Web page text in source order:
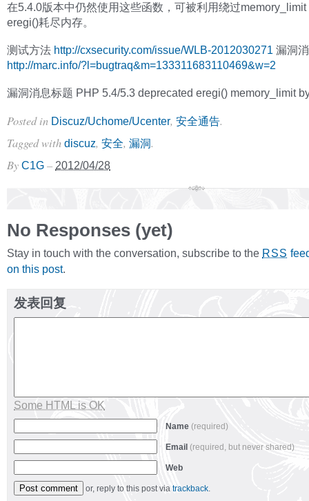
在5.4.0版本中仍然使用这些函数，可被利用绕过memory_limit
eregi()耗尽内存。
测试方法 http://cxsecurity.com/issue/WLB-2012030271 漏洞
http://marc.info/?l=bugtraq&m=133311683110469&w=2
漏洞消息标题 PHP 5.4/5.3 deprecated eregi() memory_limit
Posted in Discuz/Uchome/Ucenter, 安全通告.
Tagged with discuz, 安全, 漏洞.
By C1G – 2012/04/28
No Responses (yet)
Stay in touch with the conversation, subscribe to the RSS
on this post.
发表回复
Some HTML is OK
Name (required)
Email (required, but never shared)
Web
or, reply to this post via trackback.